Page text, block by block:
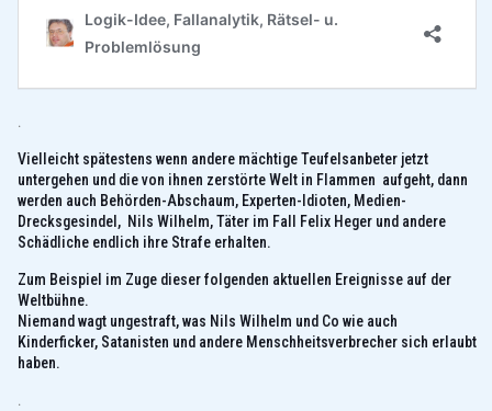
.
Vielleicht spätestens wenn andere mächtige Teufelsanbeter jetzt
untergehen und die von ihnen zerstörte Welt in Flammen aufgeht, dann
werden auch Behörden-Abschaum, Experten-Idioten, Medien-
Drecksgesindel, Nils Wilhelm, Täter im Fall Felix Heger und andere
Schädliche endlich ihre Strafe erhalten.
Zum Beispiel im Zuge dieser folgenden aktuellen Ereignisse auf der
Weltbühne.
Niemand wagt ungestraft, was Nils Wilhelm und Co wie auch
Kinderficker, Satanisten und andere Menschheitsverbrecher sich erlaubt
haben.
.